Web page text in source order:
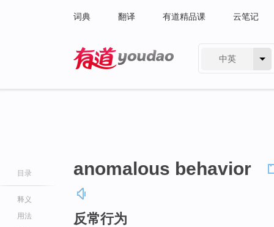
词典 翻译 有道精品课 云笔记
中英
目录
释义
用法
anomalous behavior
反常行为